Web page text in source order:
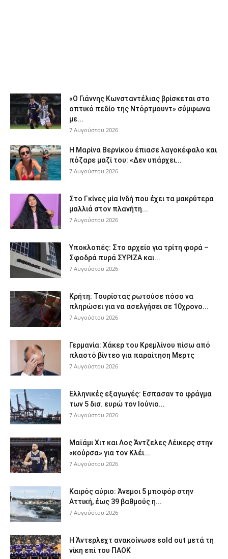
«Ο Γιάννης Κωνσταντέλιας βρίσκεται στο
οπτικό πεδίο της Ντόρτμουντ» σύμφωνα
με...
7 Αυγούστου 2026
Η Μαρίνα Βερνίκου έπιασε λαγοκέφαλο και
πόζαρε μαζί του: «Δεν υπάρχει...
7 Αυγούστου 2026
Στο Γκίνες μία Ινδή που έχει τα μακρύτερα
μαλλιά στον πλανήτη...
7 Αυγούστου 2026
Υποκλοπές: Στο αρχείο για τρίτη φορά –
Σφοδρά πυρά ΣΥΡΙΖΑ και...
7 Αυγούστου 2026
Κρήτη: Τουρίστας ρωτούσε πόσο να
πληρώσει για να ασελγήσει σε 10χρονο...
7 Αυγούστου 2026
Γερμανία: Χάκερ του Κρεμλίνου πίσω από
πλαστό βίντεο για παραίτηση Μερτς
7 Αυγούστου 2026
Ελληνικές εξαγωγές: Εσπασαν το φράγμα
των 5 δισ. ευρώ τον Ιούνιο...
7 Αυγούστου 2026
Μαϊάμι Χιτ και Λος Άντζελες Λέικερς στην
«κούρσα» για τον Κλέι...
7 Αυγούστου 2026
Καιρός αύριο: Άνεμοι 5 μποφόρ στην
Αττική, έως 39 βαθμούς η...
7 Αυγούστου 2026
Η Άντερλεχτ ανακοίνωσε sold out μετά τη
νίκη επί του ΠΑΟΚ